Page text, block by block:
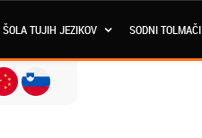
ŠOLA TUJIH JEZIKOV SODNI TOLMAČI